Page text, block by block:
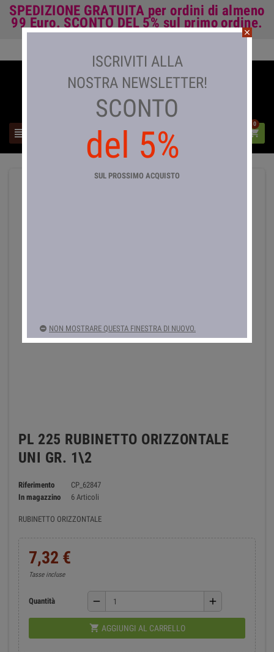
SPEDIZIONE GRATUITA per ordini di almeno
99 Euro. SCONTO DEL 5% sul primo ordine.
 
0
PL 225 RUBINETTO ORIZZONTALE
UNI GR. 1\2
Riferimento
CP_62847
In magazzino
6 Articoli
RUBINETTO ORIZZONTALE
7,32 €
Tasse incluse
Quantità remove add
 AGGIUNGI AL CARRELLO
close
ISCRIVITI ALLA
NOSTRA NEWSLETTER!
SCONTO
del 5%
SUL PROSSIMO ACQUISTO
NON MOSTRARE QUESTA FINESTRA DI NUOVO.